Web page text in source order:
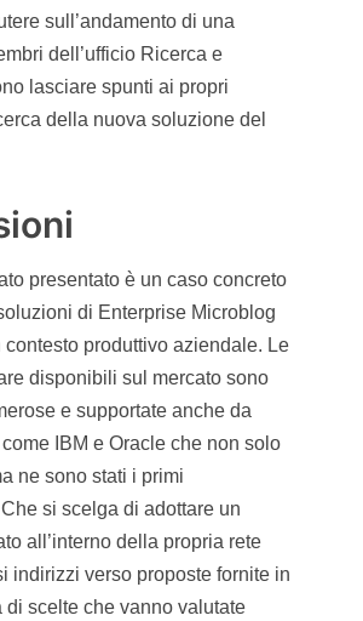
sull’andamento di una
dell’ufficio Ricerca e
lasciare spunti ai propri
della nuova soluzione del
presentato è un caso concreto
di Enterprise Microblog
contesto produttivo aziendale. Le
disponibili sul mercato sono
e supportate anche da
IBM e Oracle che non solo
ne sono stati i primi
si scelga di adottare un
all’interno della propria rete
indirizzi verso proposte fornite in
di scelte che vanno valutate